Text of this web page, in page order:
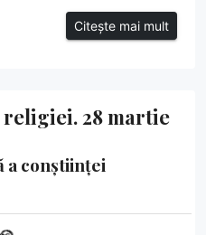
Citește mai mult
28 martie
a conștiinței